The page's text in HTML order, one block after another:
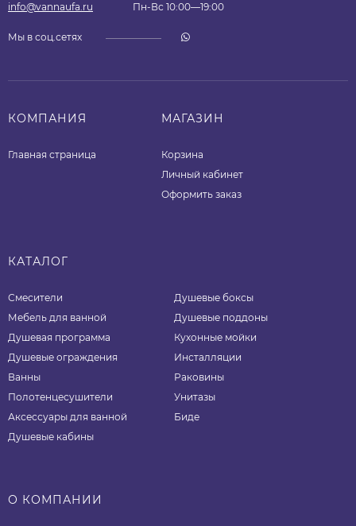
info@vannaufa.ru Пн-Вс 10:00—19:00
Мы в соц.сетях
КОМПАНИЯ
Главная страница
МАГАЗИН
Корзина
Личный кабинет
Оформить заказ
КАТАЛОГ
Смесители
Мебель для ванной
Душевая программа
Душевые ограждения
Ванны
Полотенцесушители
Аксессуары для ванной
Душевые кабины
Душевые боксы
Душевые поддоны
Кухонные мойки
Инсталляции
Раковины
Унитазы
Биде
О КОМПАНИИ